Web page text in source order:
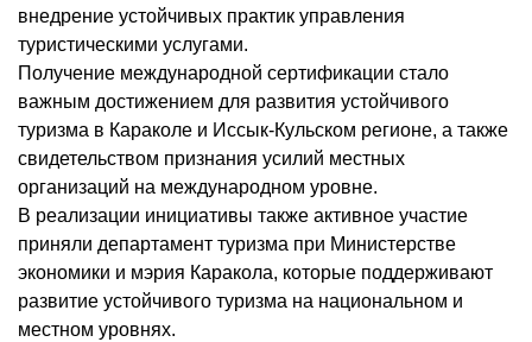
внедрение устойчивых практик управления
туристическими услугами.
Получение международной сертификации стало
важным достижением для развития устойчивого
туризма в Караколе и Иссык-Кульском регионе, а также
свидетельством признания усилий местных
организаций на международном уровне.
В реализации инициативы также активное участие
приняли департамент туризма при Министерстве
экономики и мэрия Каракола, которые поддерживают
развитие устойчивого туризма на национальном и
местном уровнях.